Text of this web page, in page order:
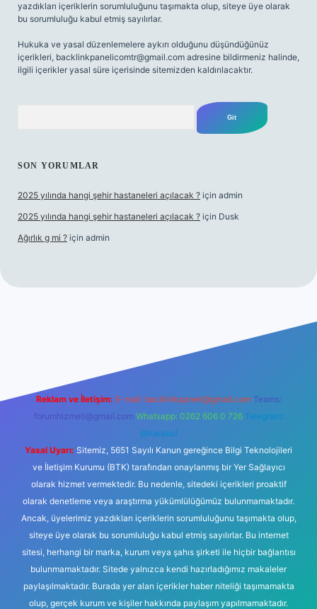
yazdıkları içeriklerin sorumluluğunu taşımakta olup, siteye üye olarak
bu sorumluluğu kabul etmiş sayılırlar.
Hukuka ve yasal düzenlemelere aykırı olduğunu düşündüğünüz
içerikleri, backlinkpanelicomtr@gmail.com adresine bildirmeniz halinde,
ilgili içerikler yasal süre içerisinde sitemizden kaldırılacaktır.
SON YORUMLAR
2025 yılında hangi şehir hastaneleri açılacak ? için admin
2025 yılında hangi şehir hastaneleri açılacak ? için Dusk
Ağırlık g mi ? için admin
Reklam ve İletişim: E-mail: backlinkpaneli@gmail.com Teams:
forumhizmeti@gmail.com Whatsapp: 0262 606 0 726 Telegram:
@karabul
Yasal Uyarı: Sitemiz, 5651 Sayılı Kanun gereğince Bilgi Teknolojileri
ve İletişim Kurumu (BTK) tarafından onaylanmış bir Yer Sağlayıcı
olarak hizmet vermektedir. Bu nedenle, sitedeki içerikleri proaktif
olarak denetleme veya araştırma yükümlülüğümüz bulunmamaktadır.
Ancak, üyelerimiz yazdıkları içeriklerin sorumluluğunu taşımakta olup,
siteye üye olarak bu sorumluluğu kabul etmiş sayılırlar. Bu internet
sitesi, herhangi bir marka, kurum veya şahıs şirketi ile hiçbir bağlantısı
bulunmamaktadır. Sitede yalnızca kendi hazırladığımız makaleler
paylaşılmaktadır. Burada yer alan içerikler haber niteliği taşımamakta
olup, gerçek kurum ve kişiler hakkında paylaşım yapılmamaktadır.